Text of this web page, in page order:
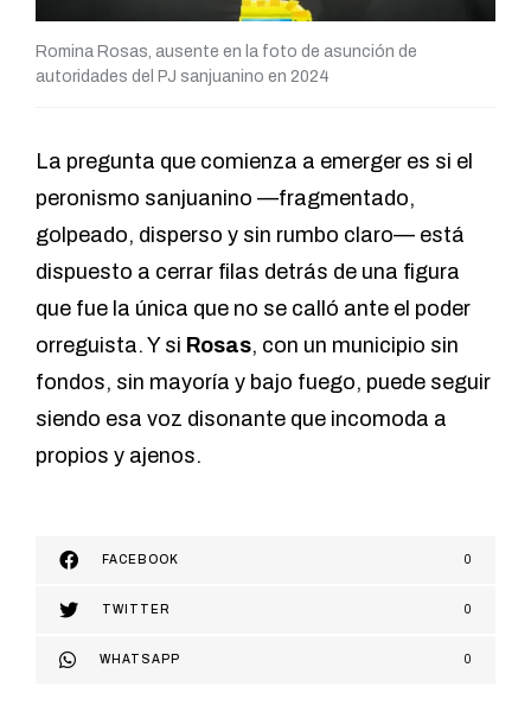
Romina Rosas, ausente en la foto de asunción de
autoridades del PJ sanjuanino en 2024
La pregunta que comienza a emerger es si el
peronismo sanjuanino —fragmentado,
golpeado, disperso y sin rumbo claro— está
dispuesto a cerrar filas detrás de una figura
que fue la única que no se calló ante el poder
orreguista. Y si Rosas, con un municipio sin
fondos, sin mayoría y bajo fuego, puede seguir
siendo esa voz disonante que incomoda a
propios y ajenos.
FACEBOOK 0
TWITTER 0
WHATSAPP 0